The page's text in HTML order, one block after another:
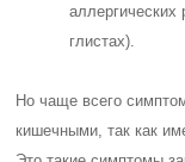
глистах).
Но чаще всего
кишечными, так как